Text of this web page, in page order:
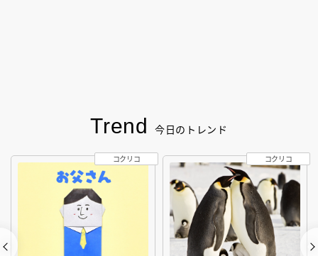
Trend 今日のトレンド
コクリコ コクリコ